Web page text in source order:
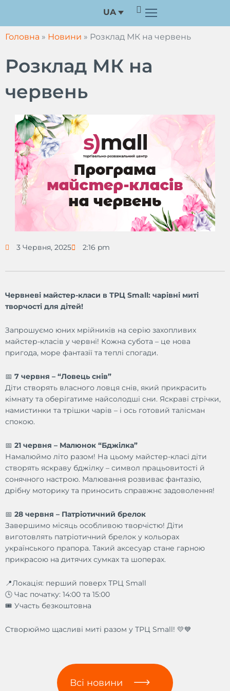
вмісту
UA
Головна » Новини » Розклад МК на червень
Розклад МК на
червень
3 Червня, 2025 2:16 pm
Червневі майстер-класи в ТРЦ Small: чарівні миті
творчості для дітей!
Запрошуємо юних мрійників на серію захопливих
майстер-класів у червні! Кожна субота – це нова
пригода, море фантазії та теплі спогади.
📅 7 червня – “Ловець снів”
Діти створять власного ловця снів, який прикрасить
кімнату та оберігатиме найсолодші сни. Яскраві стрічки,
намистинки та трішки чарів – і ось готовий талісман
спокою.
📅 21 червня – Малюнок “Бджілка”
Намалюймо літо разом! На цьому майстер-класі діти
створять яскраву бджілку – символ працьовитості й
сонячного настрою. Малювання розвиває фантазію,
дрібну моторику та приносить справжнє задоволення!
📅 28 червня – Патріотичний брелок
Завершимо місяць особливою творчістю! Діти
виготовлять патріотичний брелок у кольорах
українського прапора. Такий аксесуар стане гарною
прикрасою на дитячих сумках та шоперах.
📍Локація: перший поверх ТРЦ Small
🕓 Час початку: 14:00 та 15:00
🎟 Участь безкоштовна
Створюймо щасливі миті разом у ТРЦ Small! 💛💙
Всі новини